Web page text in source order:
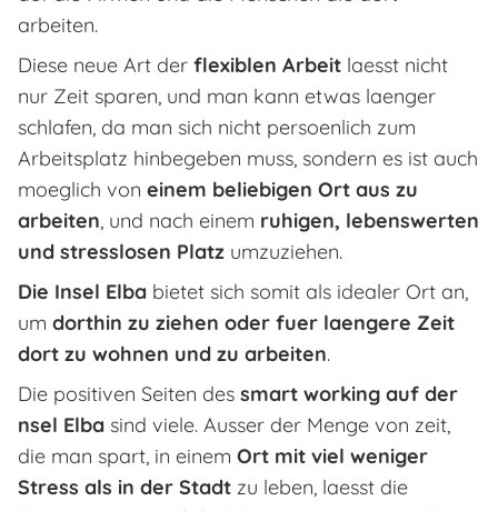
arbeiten.
Diese neue Art der flexiblen Arbeit laesst nicht
nur Zeit sparen, und man kann etwas laenger
schlafen, da man sich nicht persoenlich zum
Arbeitsplatz hinbegeben muss, sondern es ist auch
moeglich von einem beliebigen Ort aus zu
arbeiten, und nach einem ruhigen, lebenswerten
und stresslosen Platz umzuziehen.
Die Insel Elba bietet sich somit als idealer Ort an,
um dorthin zu ziehen oder fuer laengere Zeit
dort zu wohnen und zu arbeiten.
Die positiven Seiten des smart working auf der
nsel Elba sind viele. Ausser der Menge von zeit,
die man spart, in einem Ort mit viel weniger
Stress als in der Stadt zu leben, laesst die